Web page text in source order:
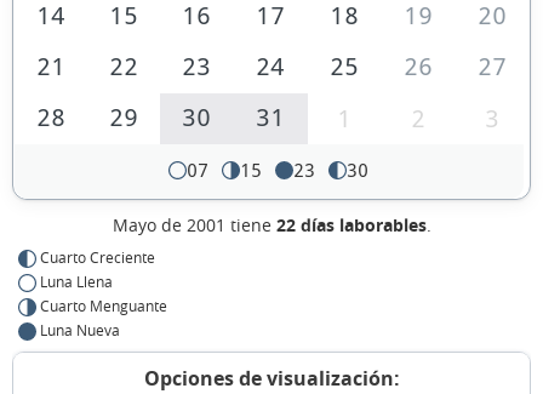
14
15 16 17 18 19
20
21
22 23 24 25 26
27
28
29 30 31 1 2 3
07 15 23 30
Mayo de 2001 tiene 22 días laborables.
Cuarto Creciente
Luna Llena
Cuarto Menguante
Luna Nueva
Opciones de visualización: